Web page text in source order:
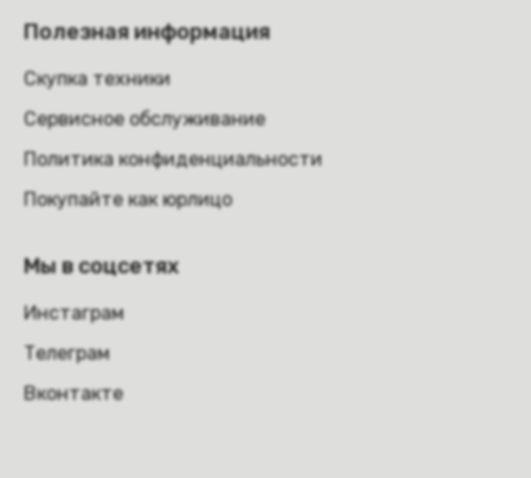
Полезная информация
Скупка техники
Сервисное обслуживание
Политика конфиденциальности
Покупайте как юрлицо
Мы в соцсетях
Инстаграм
Телеграм
Вконтакте